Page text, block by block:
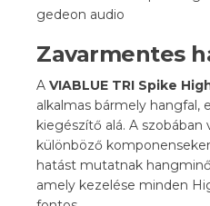
Zavarmentes
A VIABLUE TRI Spike
alkalmas bármely hangfal,
kiegészítő alá. A
különböző
hatást mutatnak
amely kezelése minden